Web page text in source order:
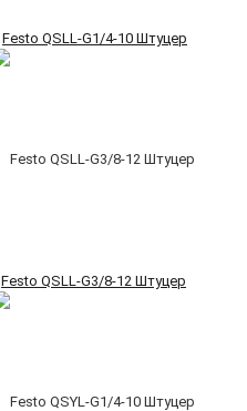
Festo QSLL-G1/4-10 Штуцер
Festo QSLL-G3/8-12 Штуцер